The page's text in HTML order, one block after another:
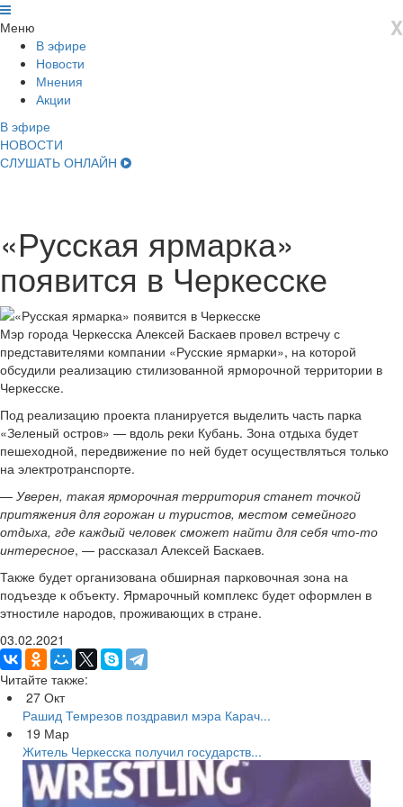
X
Меню
В эфире
Новости
Мнения
Акции
В эфире
НОВОСТИ
СЛУШАТЬ ОНЛАЙН
«Русская ярмарка»
появится в Черкесске
Мэр города Черкесска Алексей Баскаев провел встречу с
представителями компании «Русские ярмарки», на которой
обсудили реализацию стилизованной ярморочной территории в
Черкесске.
Под реализацию проекта планируется выделить часть парка
«Зеленый остров» — вдоль реки Кубань. Зона отдыха будет
пешеходной, передвижение по ней будет осуществляться только
на электротранспорте.
— Уверен, такая ярморочная территория станет точкой
притяжения для горожан и туристов, местом семейного
отдыха, где каждый человек сможет найти для себя что-то
интересное, — рассказал Алексей Баскаев.
Также будет организована обширная парковочная зона на
подъезде к объекту. Ярмарочный комплекс будет оформлен в
этностиле народов, проживающих в стране.
03.02.2021
Читайте также:
27 Окт
Рашид Темрезов поздравил мэра Карач...
19 Мар
Житель Черкесска получил государств...